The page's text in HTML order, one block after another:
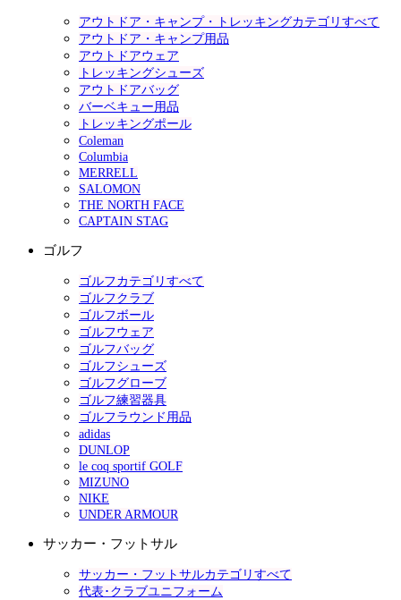
アウトドア・キャンプ・トレッキングカテゴリすべて
アウトドア・キャンプ用品
アウトドアウェア
トレッキングシューズ
アウトドアバッグ
バーベキュー用品
トレッキングポール
Coleman
Columbia
MERRELL
SALOMON
THE NORTH FACE
CAPTAIN STAG
ゴルフ
ゴルフカテゴリすべて
ゴルフクラブ
ゴルフボール
ゴルフウェア
ゴルフバッグ
ゴルフシューズ
ゴルフグローブ
ゴルフ練習器具
ゴルフラウンド用品
adidas
DUNLOP
le coq sportif GOLF
MIZUNO
NIKE
UNDER ARMOUR
サッカー・フットサル
サッカー・フットサルカテゴリすべて
代表･クラブユニフォーム